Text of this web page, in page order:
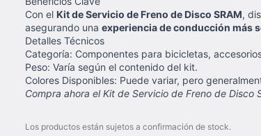
Con el Kit de Servicio de Freno de Disco SRAM,
asegurando una experiencia de conducción más
Detalles Técnicos
Categoría: Componentes para bicicletas,
Peso: Varía según el contenido del kit.
Colores Disponibles: Puede variar, pero
Compra ahora el Kit de Servicio de Freno de
Los productos están sujetos a confirmación de stock.